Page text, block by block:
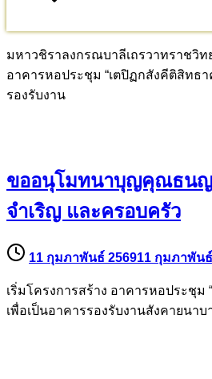
มหาวชิราลงกรณบาลีเถรวาทราชวิท
อาคารหอประชุม “เตปิฏกสังคีติสิทธา
รองรับงาน
ขออนุโมทนาบุญคุณธน
จำเริญ และครอบครัว
11 กุมภาพันธ์ 256911 กุมภาพัน
เริ่มโครงการสร้าง อาคารหอประชุม
เพื่อเป็นอาคารรองรับงานสังคายนา